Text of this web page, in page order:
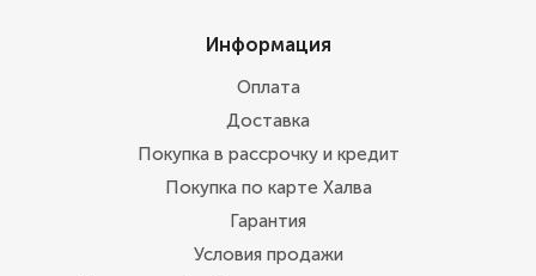
Информация
Оплата
Доставка
Покупка в рассрочку и кредит
Покупка по карте Халва
Гарантия
Условия продажи